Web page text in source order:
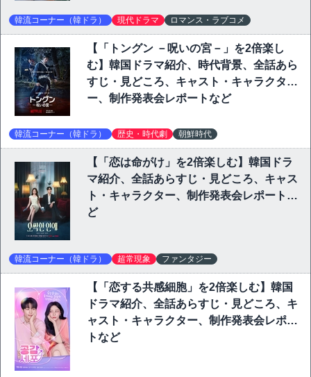
韓流コーナー（韓ドラ） 現代ドラマ ロマンス・ラブコメ
【「トングン －呪いの宮－」を2倍楽し
む】韓国ドラマ紹介、時代背景、全話あら
すじ・見どころ、キャスト・キャラクタ
ー、制作発表会レポートなど
韓流コーナー（韓ドラ） 歴史・時代劇 朝鮮時代
【「恋は命がけ」を2倍楽しむ】韓国ドラ
マ紹介、全話あらすじ・見どころ、キャス
ト・キャラクター、制作発表会レポートな
ど
韓流コーナー（韓ドラ） 超常現象 ファンタジー
【「恋する共感細胞」を2倍楽しむ】韓国
ドラマ紹介、全話あらすじ・見どころ、キ
ャスト・キャラクター、制作発表会レポー
トなど